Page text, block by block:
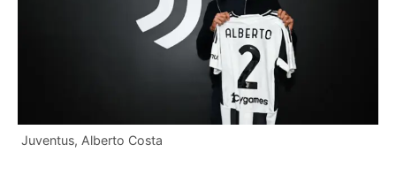
Juventus, Alberto Costa